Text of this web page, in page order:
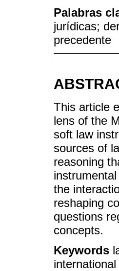
Palabras
jurídicas;
precedente
This article
lens of the
soft law
sources of
reasoning
the
reshaping
questions
concepts.
Keywords